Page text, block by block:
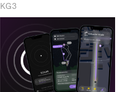
KG3